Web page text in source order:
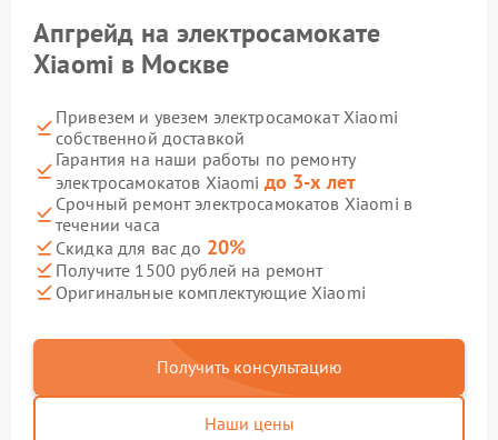
Апгрейд на электросамокате
Xiaomi в Москве
Привезем и увезем электросамокат Xiaomi
собственной доставкой
Гарантия на наши работы по ремонту
электросамокатов Xiaomi до 3-х лет
Срочный ремонт электросамокатов Xiaomi в
течении часа
Скидка для вас до 20%
Получите 1500 рублей на ремонт
Оригинальные комплектующие Xiaomi
Получить консультацию
Наши цены